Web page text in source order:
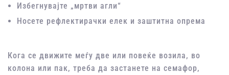
Избегнувајте „мртви агли“
Носете рефлектирачки елек и заштитна опрема
Кога се движите меѓу две или повеќе возила, во
колона или пак, треба да застанете на семафор,